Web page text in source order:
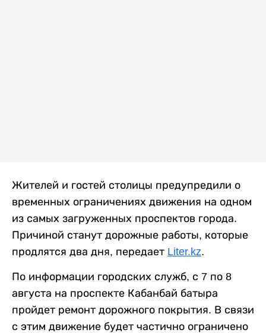
Жителей и гостей столицы предупредили о
временных ограничениях движения на одном
из самых загруженных проспектов города.
Причиной станут дорожные работы, которые
продлятся два дня, передает Liter.kz.
По информации городских служб, с 7 по 8
августа на проспекте Кабанбай батыра
пройдет ремонт дорожного покрытия. В связи
с этим движение будет частично ограничено